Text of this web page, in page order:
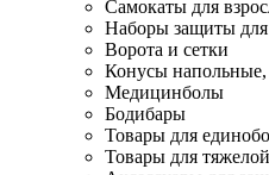
Самокаты для
Наборы защиты для
Ворота и сетки
Конусы напольные,
Медицинболы
Бодибары
Товары для
Товары для